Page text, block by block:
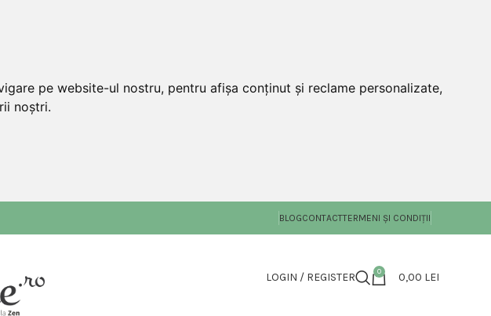
pe website-ul nostru, pentru afișa conținut și reclame personalizate,
noștri.
BLOGCONTACTTERMENI ȘI CONDIȚII
LOGIN / REGISTER 0 0,00 LEI